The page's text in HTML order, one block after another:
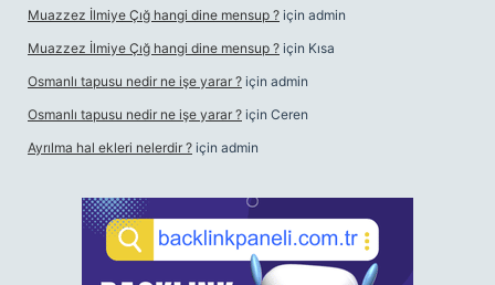
Muazzez İlmiye Çığ hangi dine mensup ? için admin
Muazzez İlmiye Çığ hangi dine mensup ? için Kısa
Osmanlı tapusu nedir ne işe yarar ? için admin
Osmanlı tapusu nedir ne işe yarar ? için Ceren
Ayrılma hal ekleri nelerdir ? için admin